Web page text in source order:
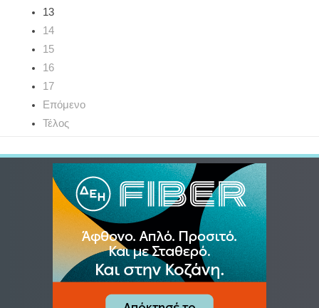
13
14
15
16
17
Επόμενο
Τέλος